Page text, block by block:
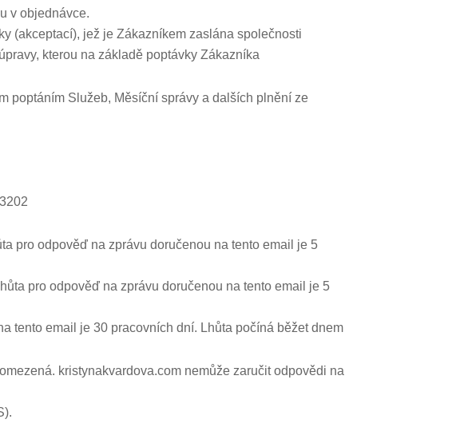
v objednávce.
(akceptací), jež je Zákazníkem zaslána společnosti
kterou na základě poptávky Zákazníka
poptáním Služeb, Měsíční správy a dalších plnění ze
pro odpověď na zprávu doručenou na tento email je 5
pro odpověď na zprávu doručenou na tento email je 5
tento email je 30 pracovních dní. Lhůta počíná běžet dnem
kristynakvardova.com nemůže zaručit odpovědi na